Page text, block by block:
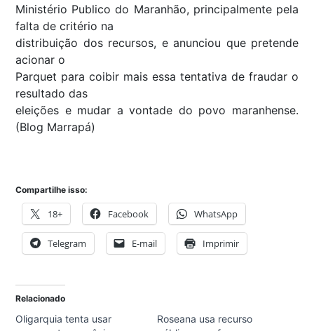
Ministério Publico do Maranhão, principalmente pela
falta de critério na
distribuição dos recursos, e anunciou que pretende
acionar o
Parquet para coibir mais essa tentativa de fraudar o
resultado das
eleições e mudar a vontade do povo maranhense.
(Blog Marrapá)
Compartilhe isso:
18+ Facebook WhatsApp
Telegram E-mail Imprimir
Relacionado
Oligarquia tenta usar
Roseana usa recurso